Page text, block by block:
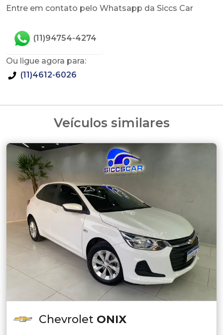
Entre em contato pelo Whatsapp da Siccs Car
(11)94754-4274
Ou ligue agora para:
(11)4612-6026
Veículos similares
Chevrolet ONIX